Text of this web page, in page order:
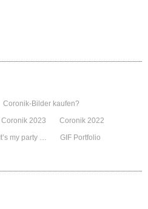
Coronik-Bilder kaufen?
Coronik 2023
Coronik 2022
It’s my party …
GIF Portfolio